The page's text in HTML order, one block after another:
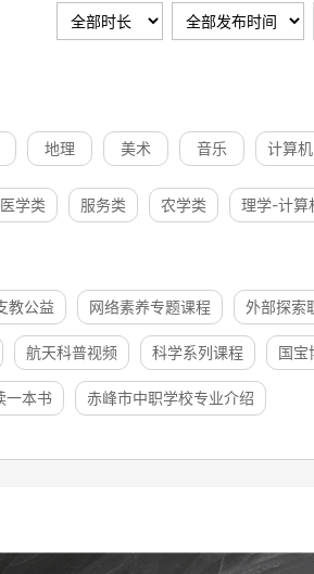
地理 美术 音乐 计算机
医学类 服务类 农学类 理学-计算
教公益 网络素养专题课程 外部探索
航天科普视频 科学系列课程 国宝
一本书 赤峰市中职学校专业介绍